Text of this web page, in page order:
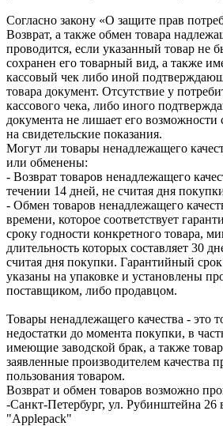
Согласно закону «О защите прав
Возврат, а также обмен товара
проводится, если указанный товар не
сохранен его товарный вид, а также
кассовый чек либо иной
товара документ. Отсутствие у
кассового чека, либо иного
документа не лишает его возможности
на свидетельские показания.
Могут ли товары ненадлежащего
или обменены:
- Возврат товаров ненадлежащего
течении 14 дней, не считая дня
- Обмен товаров ненадлежащего
времени, которое соответствует
сроку годности конкретного товара,
длительность которых составляет 30
считая дня покупки. Гарантийный
указаны на упаковке и установлены
поставщиком, либо продавцом.
Товары ненадлежащего качества - это
недостатки до момента покупки, в
имеющие заводской брак, а также
заявленные производителем качества
пользования товаром.
Возврат и обмен товаров возможно
-Санкт-Петербург, ул. Рубинштейна 26
"Applepack"